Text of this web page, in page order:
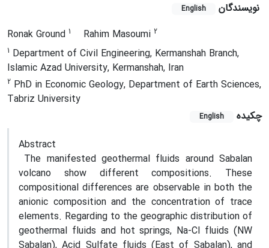
نویسندگان English
Ronak Ground 1 Rahim Masoumi 2
1 Department of Civil Engineering, Kermanshah Branch,
Islamic Azad University, Kermanshah, Iran
2 PhD in Economic Geology, Department of Earth Sciences,
Tabriz University
چکیده
English
Abstract
The manifested geothermal fluids around Sabalan
volcano show different compositions. These
compositional differences are observable in both the
anionic composition and the concentration of trace
elements. Regarding to the geographic distribution of
geothermal fluids and hot springs, Na-Cl fluids (NW